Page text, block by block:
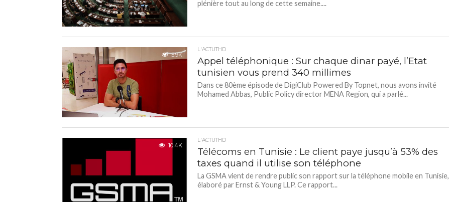
plénière tout au long de cette semaine....
5.9K
L'ACTUTHD
Appel téléphonique : Sur chaque dinar payé, l’Etat
tunisien vous prend 340 millimes
Dans ce 80ème épisode de DigiClub Powered By Topnet, nous avons invité
Mohamed Abbas, Public Policy director MENA Region, qui a parlé...
10.4K
L'ACTUTHD
Télécoms en Tunisie : Le client paye jusqu’à 53% des
taxes quand il utilise son téléphone
La GSMA vient de rendre public son rapport sur la téléphone mobile en Tunisie,
élaboré par Ernst & Young LLP. Ce rapport...